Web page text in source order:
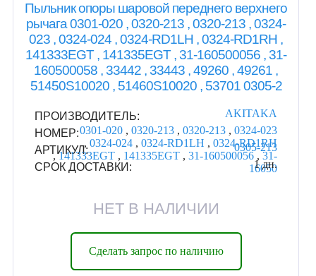
Пыльник опоры шаровой переднего верхнего
рычага 0301-020 , 0320-213 , 0320-213 , 0324-
023 , 0324-024 , 0324-RD1LH , 0324-RD1RH ,
141333EGT , 141335EGT , 31-160500056 , 31-
160500058 , 33442 , 33443 , 49260 , 49261 ,
51450S10020 , 51460S10020 , 53701 0305-2
ПРОИЗВОДИТЕЛЬ:
AKITAKA
НОМЕР:0301-020 ,0320-213 ,0320-213 ,0324-023
,0324-024 ,0324-RD1LH ,0324-RD1RH
,141333EGT , 141335EGT ,31-160500056 ,31-
16050
АРТИКУЛ:
0305-213
СРОК ДОСТАВКИ:
1 дн.
НЕТ В НАЛИЧИИ
Сделать запрос по наличию